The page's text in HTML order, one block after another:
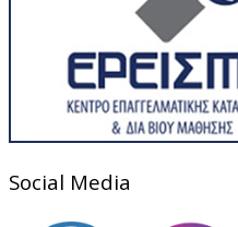
Social Media